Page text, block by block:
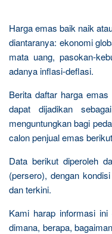
Harga emas baik naik
diantaranya: ekonomi
mata uang, pasokan-
adanya inflasi-deflasi.
Berita daftar harga emas
dapat dijadikan
menguntungkan bagi
calon penjual emas
Data berikut diperoleh
(persero), dengan
dan terkini.
Kami harap informasi ini
dimana, berapa,